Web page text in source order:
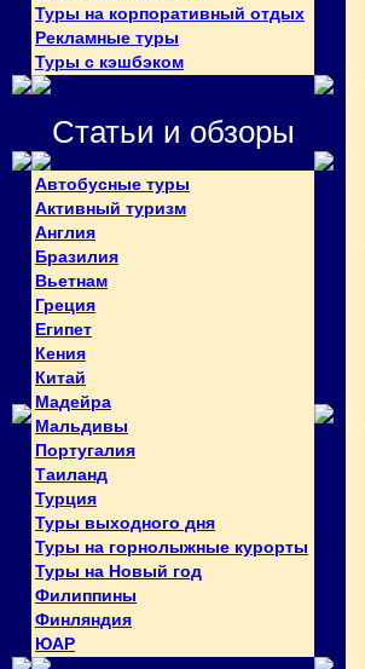
Туры на корпоративный отдых
Рекламные туры
Туры с кэшбэком
Статьи и обзоры
Автобусные туры
Активный туризм
Англия
Бразилия
Вьетнам
Греция
Египет
Кения
Китай
Мадейра
Мальдивы
Португалия
Таиланд
Турция
Туры выходного дня
Туры на горнолыжные курорты
Туры на Новый год
Филиппины
Финляндия
ЮАР